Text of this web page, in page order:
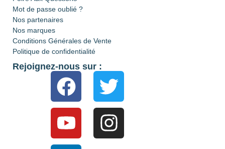
Mot de passe oublié ?
Nos partenaires
Nos marques
Conditions Générales de Vente
Politique de confidentialité
Rejoignez-nous sur :